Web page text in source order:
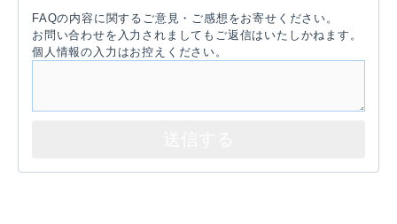
FAQの内容に関するご意見・ご感想をお寄せください。
お問い合わせを入力されましてもご返信はいたしかねます。
個人情報の入力はお控えください。